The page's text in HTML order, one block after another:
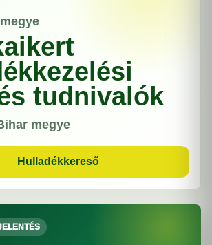
tudnivalók
megye
Hulladékkereső